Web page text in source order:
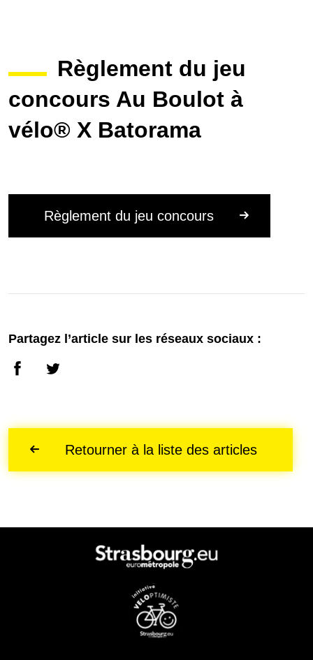
Règlement du jeu
concours Au Boulot à
vélo® X Batorama
Règlement du jeu concours
Partagez l’article sur les réseaux sociaux :
Retourner à la liste des articles